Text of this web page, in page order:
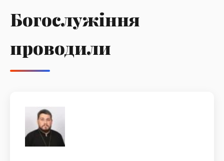
Богослужіння
проводили